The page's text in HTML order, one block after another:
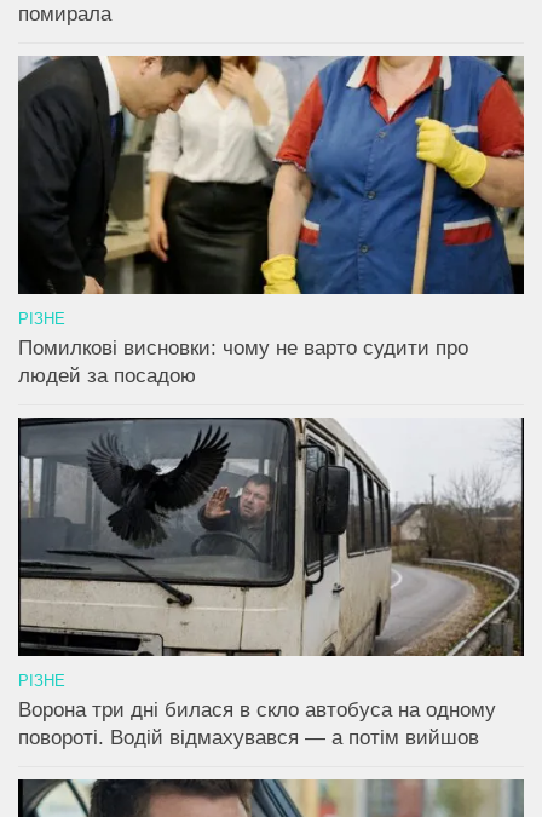
помирала
РІЗНЕ
Помилкові висновки: чому не варто судити про
людей за посадою
РІЗНЕ
Ворона три дні билася в скло автобуса на одному
повороті. Водій відмахувався — а потім вийшов